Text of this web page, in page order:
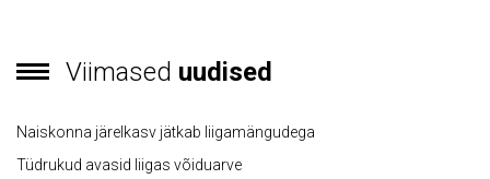
Viimased uudised
Naiskonna järelkasv jätkab liigamängudega
Tüdrukud avasid liigas võiduarve